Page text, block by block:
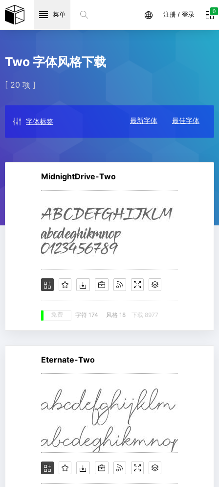
菜单 0
注册 / 登录
Two 字体风格下载
[ 20 项 ]
字体标签 最新字体 最佳字体
MidnightDrive-Two
免费 字符 174 风格 18 下载 8977
Eternate-Two